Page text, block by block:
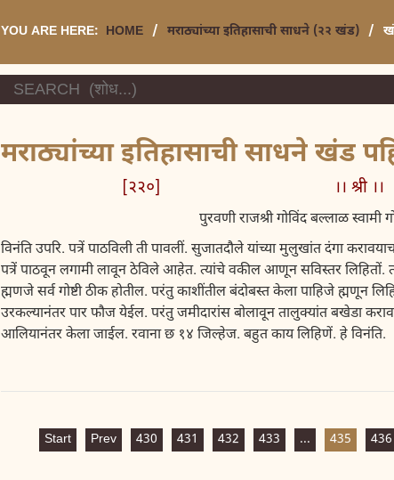
YOU ARE HERE: HOME / मराठ्यांच्या इतिहासाची साधने (२२ खंड) /
मराठ्यांच्या इतिहासाची साधने खंड
[२२०] ।। श्री
पुरवणी राजश्री गोविंद बल्लाळ स्वामी
विनंति उपरि. पत्रें पाठविली ती पावलीं. सुजातदौले यांच्या मुलुखांत दंगा
पत्रें पाठवून लगामी लावून ठेविले आहेत. त्यांचे वकील आणून सविस्तर
ह्मणजे सर्व गोष्टी ठीक होतील. परंतु काशींतील बंदोबस्त केला पाहिजे ह्मणून
उरकल्यानंतर पार फौज येईल. परंतु जमीदारांस बोलावून तालुक्यांत बखेडा
आलियानंतर केला जाईल. रवाना छ १४ जिल्हेज. बहुत काय लिहिणें. हे विनंति.
Start Prev 430 431 432 433 ... 435 436